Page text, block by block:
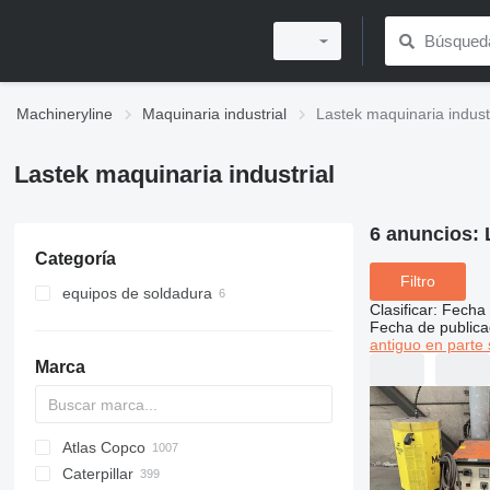
Machineryline Maquinaria industrial Lastek maquinaria
Lastek maquinaria industrial
Categoría
equipos de soldadura
Marca
PDS
APD
AB
Ensis
Pega
VZ
AG3
Atlas Copco
DrillAir
QAS
PDP
E-series
B-series
BM
GFS
VT
Rover
PA
Airpure
BySprint Fiber
CK
SR
Caterpillar
6 anuncios:
Filtro
Clasificar: Fecha
Fecha de
antiguo en parte